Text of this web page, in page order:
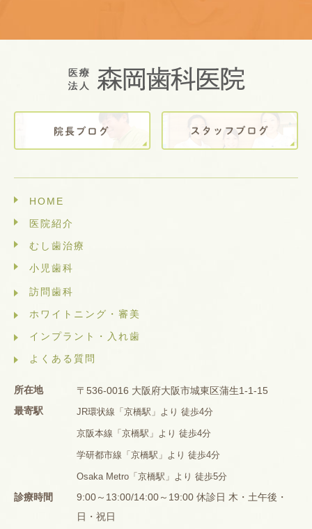
HOME
医院紹介
むし歯治療
小児歯科
訪問歯科
ホワイトニング・審美
インプラント・入れ歯
よくある質問
所在地
〒536-0016 大阪府大阪市城東区蒲生1-1-15
最寄駅
JR環状線「京橋駅」より 徒歩4分
京阪本線「京橋駅」より 徒歩4分
学研都市線「京橋駅」より 徒歩4分
Osaka Metro「京橋駅」より 徒歩5分
診療時間
9:00～13:00/14:00～19:00 休診日 木・土午後・
日・祝日